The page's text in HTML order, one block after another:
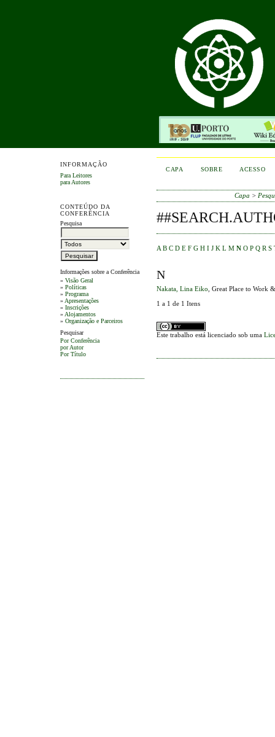
INFORMAÇÃO
Para Leitores
para Autores
CONTEÚDO DA
CONFERÊNCIA
Pesquisa
Informações sobre a Conferência
» Visão Geral
» Políticas
» Programa
» Apresentações
» Inscrições
» Alojamentos
» Organização e Parceiros
Pesquisar
Por Conferência
por Autor
Por Título
CAPA SOBRE
ACESSO
Capa >
A B C D E F G H I J K L M N O P Q R S
N
Nakata, Lina Eiko , Great Place to Work
1 a 1 de 1 Itens
Este trabalho está licenciado sob uma